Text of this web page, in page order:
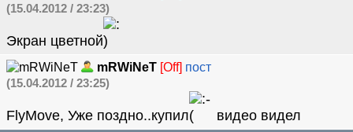
(15.04.2012 / 23:23)
Экран цветной
mRWiNeT [Off] пост
(15.04.2012 / 23:25)
FlyMove, Уже поздно..купил
видео видел